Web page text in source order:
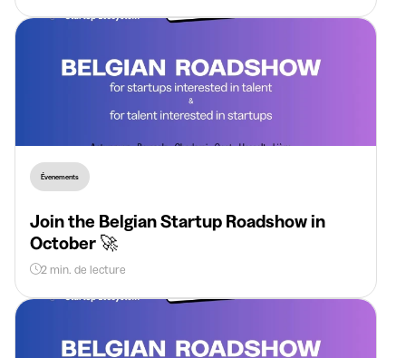
Évenements
Join the Belgian Startup Roadshow in
October 🚀
2 min. de lecture